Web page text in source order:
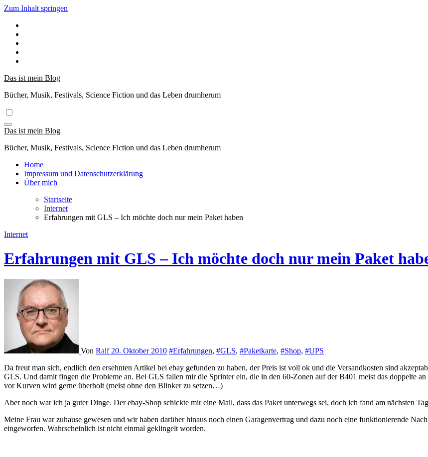
Zum Inhalt springen
Das ist mein Blog
Bücher, Musik, Festivals, Science Fiction und das Leben drumherum
Das ist mein Blog
Bücher, Musik, Festivals, Science Fiction und das Leben drumherum
Home
Impressum und Datenschutzerklärung
Über mich
Startseite
Internet
Erfahrungen mit GLS – Ich möchte doch nur mein Paket haben
Internet
Erfahrungen mit GLS – Ich möchte doch nur mein Paket
Von Ralf 20. Oktober 2010 #Erfahrungen, #GLS, #Paketkarte, #Shop, #UPS
Da freut man sich, endlich den ersehnten Artikel bei ebay gefunden zu haben, der Preis ist voll ok und die Versandkosten sind
GLS. Und damit fingen die Probleme an. Bei GLS fallen mir die Sprinter ein, die in den 60-Zonen auf der B401 meist das doppelte
vor Kurven wird gerne überholt (meist ohne den Blinker zu setzen…)
Aber noch war ich ja guter Dinge. Der ebay-Shop schickte mir eine Mail, dass das Paket unterwegs sei, doch ich fand am nächsten
Meine Frau war zuhause gewesen und wir haben darüber hinaus noch einen Garagenvertrag und dazu noch eine funktionierende
eingeworfen. Wahrscheinlich ist nicht einmal geklingelt worden.